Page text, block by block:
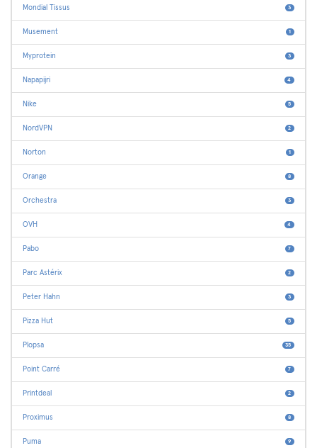
Mondial Tissus 3
Musement 1
Myprotein 3
Napapijri 4
Nike 5
NordVPN 2
Norton 1
Orange 8
Orchestra 3
OVH 4
Pabo 7
Parc Astérix 2
Peter Hahn 3
Pizza Hut 5
Plopsa 35
Point Carré 7
Printdeal 2
Proximus 8
Puma 9